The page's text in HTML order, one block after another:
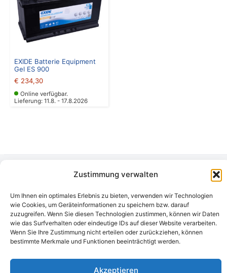
Zustimmung verwalten
Um Ihnen ein optimales Erlebnis zu bieten, verwenden wir Technologien
wie Cookies, um Geräteinformationen zu speichern bzw. darauf
zuzugreifen. Wenn Sie diesen Technologien zustimmen, können wir Daten
wie das Surfverhalten oder eindeutige IDs auf dieser Website verarbeiten.
Wenn Sie Ihre Zustimmung nicht erteilen oder zurückziehen, können
bestimmte Merkmale und Funktionen beeinträchtigt werden.
Akzeptieren
EXIDE Batterie Equipment
Gel ES 900
€ 234,30
Online verfügbar.
Lieferung: 11.8. - 17.8.2026
Steiermark / Österreich​
info@campingbergler.at​
Impressum
AGB
Schlichtungsstelle
Datenschutzerklärung
Cookie-Richtlinie (EU)